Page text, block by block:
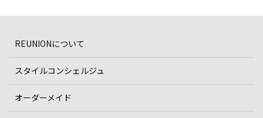
REUNIONについて
スタイルコンシェルジュ
オーダーメイド